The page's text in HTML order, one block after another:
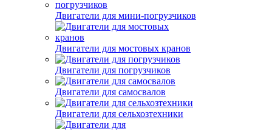
Двигатели для мини-погрузчиков
Двигатели для мостовых кранов
Двигатели для погрузчиков
Двигатели для самосвалов
Двигатели для сельхозтехники